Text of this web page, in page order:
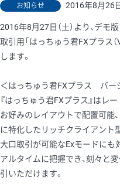
お知らせ 2016年8月26
2016年8月27日（土）より、デ
取引用「はっちゅう君FXプラス
します。
＜はっちゅう君FXプラス バー
『はっちゅう君FXプラス』はレ
お好みのレイアウトで配置可能
に特化したリッチクライアント
大口取引が可能なExモードにも
アルタイムに把握でき、刻々と
引いただけます。